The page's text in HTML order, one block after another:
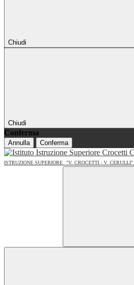
Chiudi
Chiudi
Conferma
Annulla Conferma
ISTRUZIONE SUPERIORE
"V. CROCETTI - V. CERULLI"